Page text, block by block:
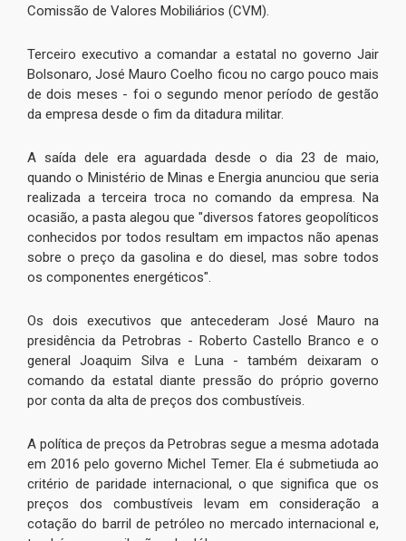
Comissão de Valores Mobiliários (CVM).
Terceiro executivo a comandar a estatal no governo Jair
Bolsonaro, José Mauro Coelho ficou no cargo pouco mais
de dois meses - foi o segundo menor período de gestão
da empresa desde o fim da ditadura militar.
A saída dele era aguardada desde o dia 23 de maio,
quando o Ministério de Minas e Energia anunciou que seria
realizada a terceira troca no comando da empresa. Na
ocasião, a pasta alegou que "diversos fatores geopolíticos
conhecidos por todos resultam em impactos não apenas
sobre o preço da gasolina e do diesel, mas sobre todos
os componentes energéticos".
Os dois executivos que antecederam José Mauro na
presidência da Petrobras - Roberto Castello Branco e o
general Joaquim Silva e Luna - também deixaram o
comando da estatal diante pressão do próprio governo
por conta da alta de preços dos combustíveis.
A política de preços da Petrobras segue a mesma adotada
em 2016 pelo governo Michel Temer. Ela é submetiuda ao
critério de paridade internacional, o que significa que os
preços dos combustíveis levam em consideração a
cotação do barril de petróleo no mercado internacional e,